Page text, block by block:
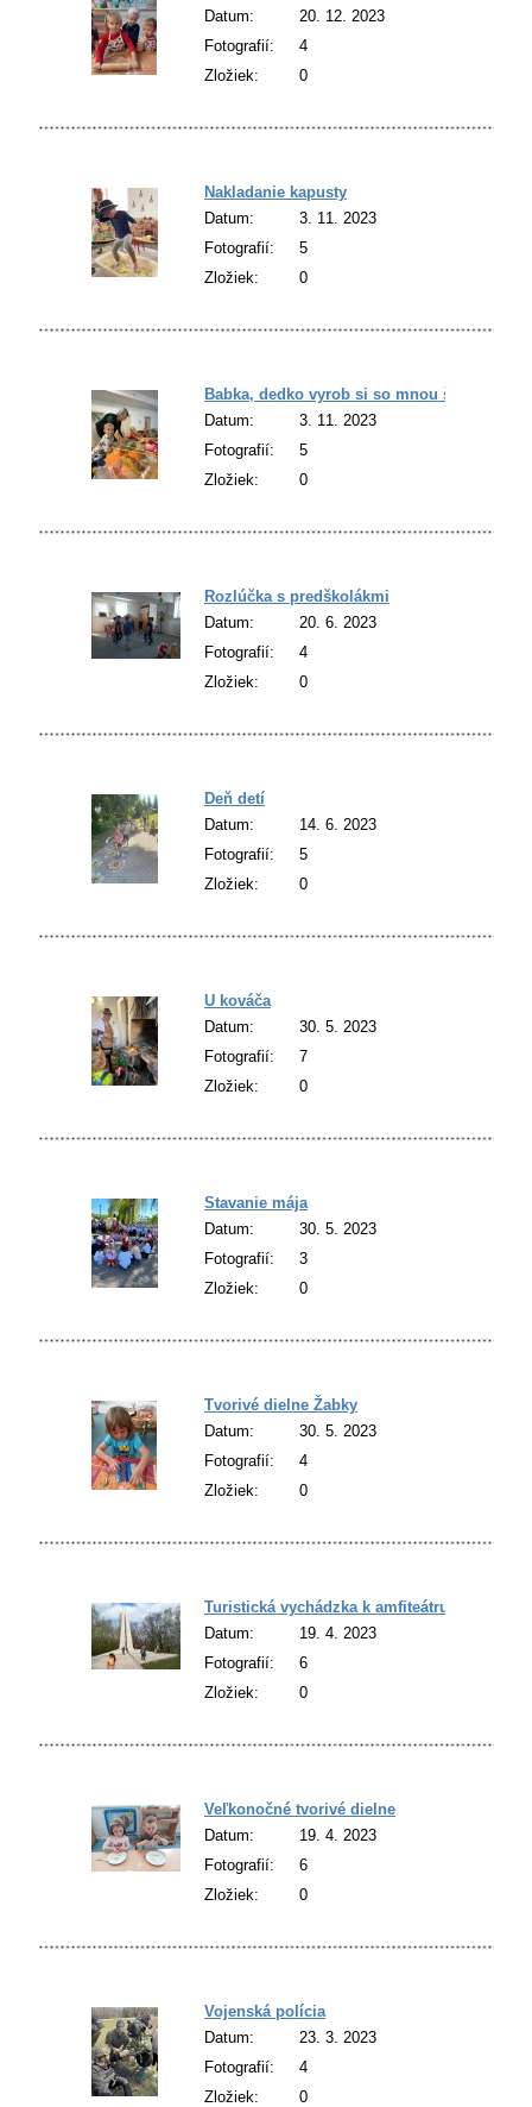
Datum:
20. 12. 2023
Fotografií:
4
Zložiek:
0
Nakladanie kapusty
Datum:
3. 11. 2023
Fotografií:
5
Zložiek:
0
Babka, dedko vyrob si so mnou šarkana
Datum:
3. 11. 2023
Fotografií:
5
Zložiek:
0
Rozlúčka s predškolákmi
Datum:
20. 6. 2023
Fotografií:
4
Zložiek:
0
Deň detí
Datum:
14. 6. 2023
Fotografií:
5
Zložiek:
0
U kováča
Datum:
30. 5. 2023
Fotografií:
7
Zložiek:
0
Stavanie mája
Datum:
30. 5. 2023
Fotografií:
3
Zložiek:
0
Tvorivé dielne Žabky
Datum:
30. 5. 2023
Fotografií:
4
Zložiek:
0
Turistická vychádzka k amfiteátru Skároš
Datum:
19. 4. 2023
Fotografií:
6
Zložiek:
0
Veľkonočné tvorivé dielne
Datum:
19. 4. 2023
Fotografií:
6
Zložiek:
0
Vojenská polícia
Datum:
23. 3. 2023
Fotografií:
4
Zložiek:
0